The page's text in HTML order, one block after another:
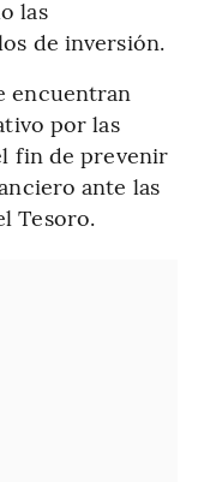
las
de inversión.
encuentran
por las
fin de prevenir
ante las
Tesoro.